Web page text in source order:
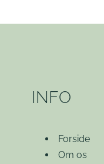
INFO
Forside
Om os